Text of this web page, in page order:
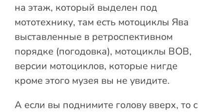
на этаж, который выделен под
мототехнику, там есть мотоциклы Ява
выставленные в ретроспективном
порядке (погодовка), мотоциклы ВОВ,
версии мотоциклов, которые нигде
кроме этого музея вы не увидите.
А если вы поднимите голову вверх, то с